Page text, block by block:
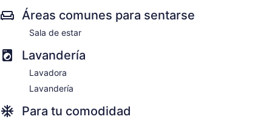
Áreas comunes para sentarse
Sala de estar
Lavandería
Lavadora
Lavandería
Para tu comodidad